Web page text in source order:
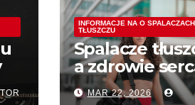
INFORMACJE NA O SPALACZACH
TŁUSZCZU
Spalacze
a zdrowie
jak wpływają
MAR 22, 2026